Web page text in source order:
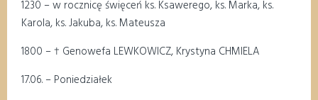
1230 –w rocznicę święceń ks. Ksawerego, ks. Marka, ks.
Karola, ks. Jakuba, ks. Mateusza
1800 – † Genowefa LEWKOWICZ, Krystyna CHMIELA
17.06. – Poniedziałek